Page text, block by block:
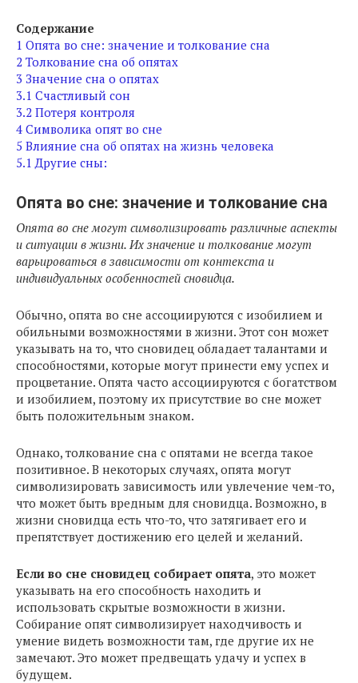
Содержание
1 Опята во сне: значение и толкование сна
2 Толкование сна об опятах
3 Значение сна о опятах
3.1 Счастливый сон
3.2 Потеря контроля
4 Символика опят во сне
5 Влияние сна об опятах на жизнь человека
5.1 Другие сны:
Опята во сне: значение и толкование сна
Опята во сне могут символизировать различные аспекты
и ситуации в жизни. Их значение и толкование могут
варьироваться в зависимости от контекста и
индивидуальных особенностей сновидца.
Обычно, опята во сне ассоциируются с изобилием и
обильными возможностями в жизни. Этот сон может
указывать на то, что сновидец обладает талантами и
способностями, которые могут принести ему успех и
процветание. Опята часто ассоциируются с богатством
и изобилием, поэтому их присутствие во сне может
быть положительным знаком.
Однако, толкование сна с опятами не всегда такое
позитивное. В некоторых случаях, опята могут
символизировать зависимость или увлечение чем-то,
что может быть вредным для сновидца. Возможно, в
жизни сновидца есть что-то, что затягивает его и
препятствует достижению его целей и желаний.
Если во сне сновидец собирает опята, это может
указывать на его способность находить и
использовать скрытые возможности в жизни.
Собирание опят символизирует находчивость и
умение видеть возможности там, где другие их не
замечают. Это может предвещать удачу и успех в
будущем.